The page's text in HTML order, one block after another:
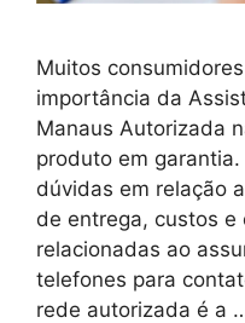
Muitos
importância da
Manaus Autorizada
produto em
dúvidas em relação
de entrega, custos e
relacionadas ao
telefones para
rede autorizada é a